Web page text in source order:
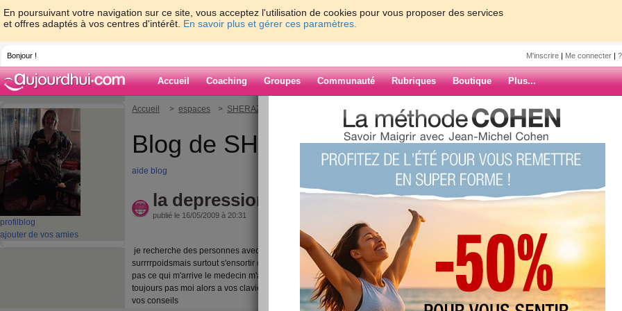
En poursuivant votre navigation sur ce site, vous acceptez l'utilisation de cookies pour vous proposer des services
et offres adaptés à vos centres d'intérêt. En savoir plus et gérer ces paramètres.
Bonjour ! M'inscrire | Me connecter |
Accueil Coaching Groupes Communauté Rubriques Boutique Plus...
profil blog
ajouter de vos amies
Accueil > espaces > SHERAZE3
Blog de SHERAZE3
aide blog
la depression
publié le 16/05/2009 à 20:31
je recherche des personnes avec qui discuer dedeprime de crise d'angoisse de
surrrrpoidsmais surtout s'ensortir car j'ai des enfants j'aime la vie je ne comprends
pas ce qui m'arrive le medecin m'adonner un traitement ca va mieux mais c'est
toujours pas moi alors a vos claviers osez en parler je vous embrassent et j'attends
vos conseils
ARCHIVES